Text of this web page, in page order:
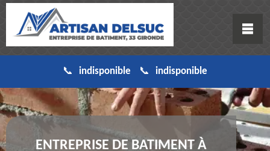
indisponible indisponible
ENTREPRISE DE BATIMENT À